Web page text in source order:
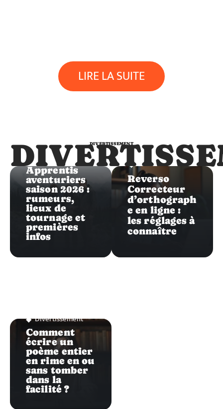
LIRE LA SUITE
DIVERTISSEMENT
Divertissement
Les
Apprentis
aventuriers
saison 2026 :
rumeurs,
lieux de
tournage et
premières
infos
Divertissement
Comment
écrire un
poème entier
en rime en ou
sans tomber
dans la
facilité ?
Divertissement
Reverso
Correcteur
d’orthograph
e en ligne :
les réglages à
connaître